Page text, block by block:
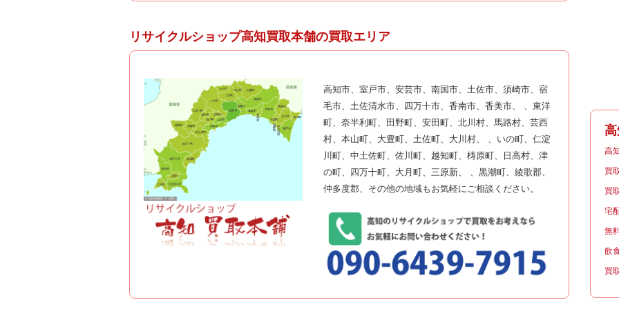
リサイクルショップ高知買取本舗の買取エリア
高知市、室戸市、安芸市、南国市、土佐市、須崎市、宿
毛市、土佐清水市、四万十市、香南市、香美市、 、東洋
町、奈半利町、田野町、安田町、北川村、馬路村、芸西
村、本山町、大豊町、土佐町、大川村、 、いの町、仁淀
川町、中土佐町、佐川町、越知町、梼原町、日高村、津
の町、四万十町、大月町、三原新、 、黒潮町、綾歌郡、
仲多度郡、その他の地域もお気軽にご相談ください。
高
買
買
宅
無
飲
買